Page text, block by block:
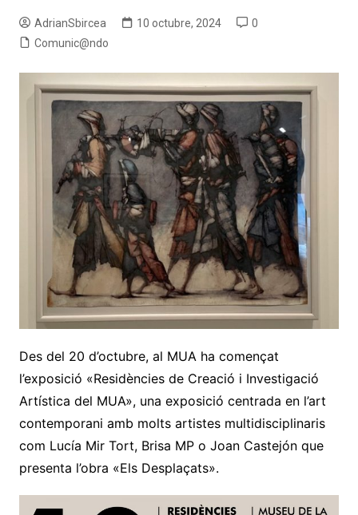
AdrianSbircea 10 octubre, 2024
0
Comunic@ndo
Des del 20 d’octubre, al MUA ha començat
l’exposició «Residències de Creació i Investigació
Artística del MUA», una exposició centrada en l’art
contemporani amb molts artistes multidisciplinaris
com Lucía Mir Tort, Brisa MP o Joan Castejón que
presenta l’obra «Els Desplaçats».